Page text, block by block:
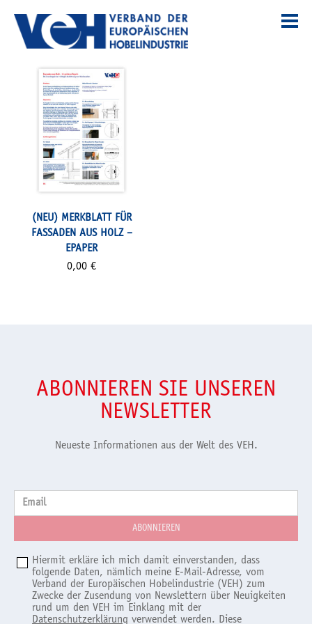
(NEU) MERKBLATT FÜR
FASSADEN AUS HOLZ –
EPAPER
0,00 €
ABONNIEREN SIE UNSEREN
NEWSLETTER
Neueste Informationen aus der Welt des VEH.
Email
Hiermit erkläre ich mich damit einverstanden, dass
folgende Daten, nämlich meine E-Mail-Adresse, vom
Verband der Europäischen Hobelindustrie (VEH) zum
Zwecke der Zusendung von Newslettern über Neuigkeiten
rund um den VEH im Einklang mit der
Datenschutzerklärung verwendet werden. Diese